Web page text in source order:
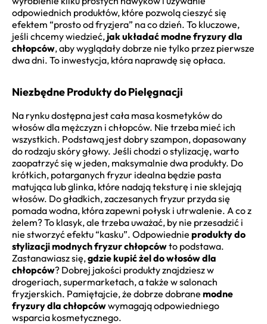
odpowiednich produktów, które pozwolą cieszyć się
efektem “prosto od fryzjera” na co dzień. To kluczowe,
jeśli chcemy wiedzieć, jak układać modne fryzury dla
chłopców, aby wyglądały dobrze nie tylko przez pierwsze
dwa dni. To inwestycja, która naprawdę się opłaca.
Niezbędne Produkty do Pielęgnacji
Na rynku dostępna jest cała masa kosmetyków do
włosów dla mężczyzn i chłopców. Nie trzeba mieć ich
wszystkich. Podstawą jest dobry szampon, dopasowany
do rodzaju skóry głowy. Jeśli chodzi o stylizację, warto
zaopatrzyć się w jeden, maksymalnie dwa produkty. Do
krótkich, potarganych fryzur idealna będzie pasta
matująca lub glinka, które nadają teksturę i nie sklejają
włosów. Do gładkich, zaczesanych fryzur przyda się
pomada wodna, która zapewni połysk i utrwalenie. A co z
żelem? To klasyk, ale trzeba uważać, by nie przesadzić i
nie stworzyć efektu “kasku”. Odpowiednie produkty do
stylizacji modnych fryzur chłopcówto podstawa.
Zastanawiasz się,gdzie kupić żel do włosów dla
chłopców? Dobrej jakości produkty znajdziesz w
drogeriach, supermarketach, a także w salonach
fryzjerskich. Pamiętajcie, że dobrze dobrane modne
fryzury dla chłopcówwymagają odpowiedniego
wsparcia kosmetycznego.